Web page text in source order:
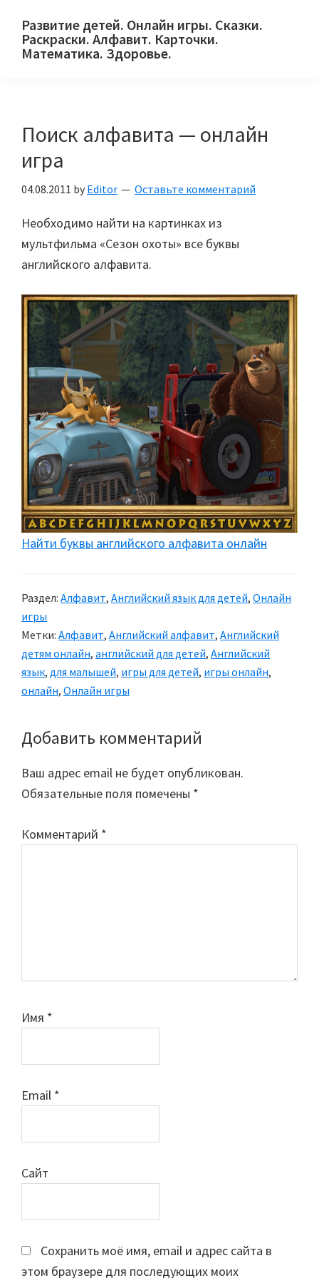
primary
main
primary
Развитие детей. Онлайн игры. Сказки.
Раскраски. Алфавит. Карточки.
Математика. Здоровье.
и
их
родителей.
Поиск алфавита — онлайн
игра
04.08.2011 by Editor Оставьте комментарий
Необходимо найти на картинках из
мультфильма «Сезон охоты» все буквы
английского алфавита.
Найти буквы английского алфавита онлайн
Раздел: Алфавит, Английский язык для детей, Онлайн
игры
Метки: Алфавит, Английский алфавит, Английский
детям онлайн, английский для детей, Английский
язык, для малышей, игры для детей, игры онлайн,
онлайн, Онлайн игры
Reader
Interactions
Добавить комментарий
Ваш адрес email не будет опубликован.
Обязательные поля помечены *
Комментарий *
Имя *
Email *
Сайт
Сохранить моё имя, email и адрес сайта в
этом браузере для последующих моих